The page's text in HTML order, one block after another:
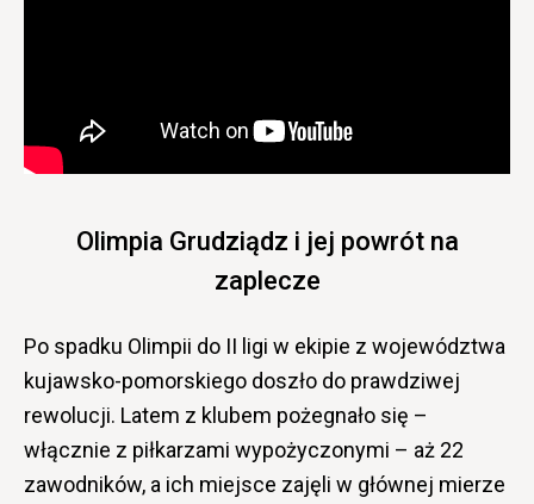
Olimpia Grudziądz i jej powrót na
zaplecze
Po spadku Olimpii do II ligi w ekipie z województwa
kujawsko-pomorskiego doszło do prawdziwej
rewolucji. Latem z klubem pożegnało się –
włącznie z piłkarzami wypożyczonymi – aż 22
zawodników, a ich miejsce zajęli w głównej mierze